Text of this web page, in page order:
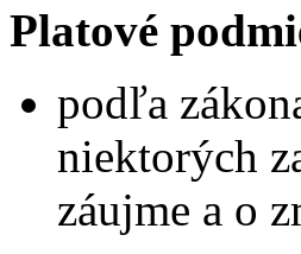
Platové
podľa
niektorých
záujme a o